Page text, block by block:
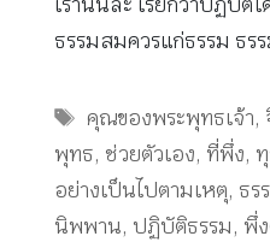
ธรรมสมควรแก่ธรรม ธร
Tags
คุณของพระพุทธเจ้า,
พุทธ, ช่วยตัวเอง, ที่พึ่ง,
อย่างเป็นไปตามเหตุ, ธร
นิพพาน, ปฏิบัติธรรม, พึ่